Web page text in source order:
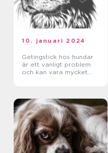
10. januari 2024
Getingstick hos hundar
är ett vanligt problem
och kan vara mycket